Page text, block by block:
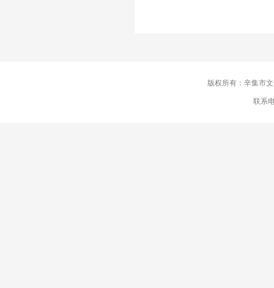
版权所有：辛集市
联系